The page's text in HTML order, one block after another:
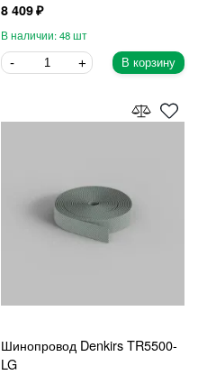
8 409
48
В корзину
Шинопровод Denkirs TR5500-
LG